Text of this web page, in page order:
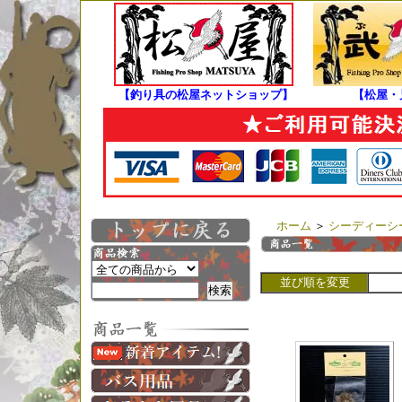
【釣り具の松屋ネットショップ】 【松屋
ホーム ＞ シーディーシ
並び順を変更